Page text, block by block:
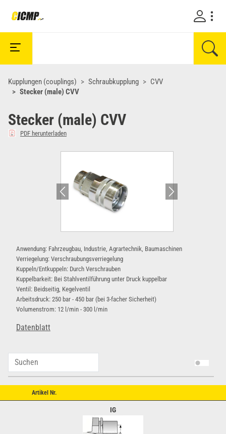
Kupplungen (couplings) Schraubkupplung
CVV
Stecker (male) CVV
Stecker (male) CVV
PDF herunterladen
Anwendung: Fahrzeugbau, Industrie, Agrartechnik, Baumaschinen
Verriegelung: Verschraubungsverriegelung
Kuppeln/Entkuppeln: Durch Verschrauben
Kuppelbarkeit: Bei Stahlventilführung unter Druck kuppelbar
Ventil: Beidseitig, Kegelventil
Arbeitsdruck: 250 bar - 450 bar (bei 3-facher Sicherheit)
Volumenstrom: 12 l/min - 300 l/min
Datenblatt
Artikel Nr.
IG